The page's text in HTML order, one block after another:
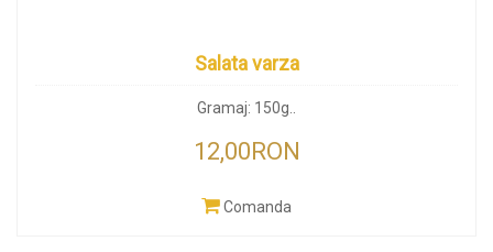
Salata varza
Gramaj: 150g..
12,00RON
Comanda